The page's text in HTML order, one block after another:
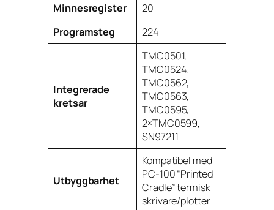
Minnesregister
20
Programsteg
224
Integrerade
kretsar
TMC0501,
TMC0524,
TMC0562,
TMC0563,
TMC0595,
2×TMC0599,
SN97211
Utbyggbarhet
Kompatibel med
PC-100 “Printed
Cradle” termisk
skrivare/plotter